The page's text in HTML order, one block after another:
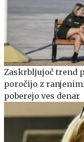
Zaskrbljujoč trend
poročijo z
poberejo ves denar